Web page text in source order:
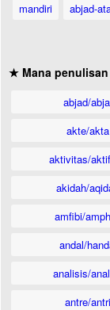
mandiri
abjad-
★ Mana
abjad/
akte/akta
aktivitas/
akidah/
amfibi/
andal/
analisis/
antre/antri